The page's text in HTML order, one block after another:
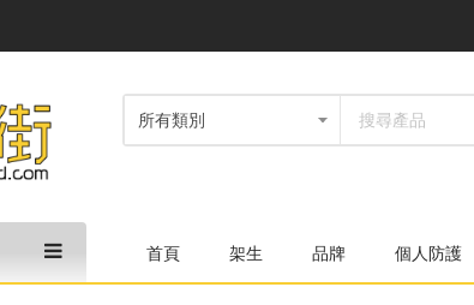
首頁 架生 品牌 個人防護